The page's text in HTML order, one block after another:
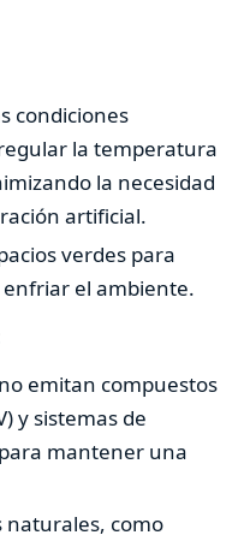
condiciones
la temperatura
la necesidad
artificial.
verdes para
el ambiente.
emitan compuestos
y sistemas de
mantener una
como